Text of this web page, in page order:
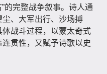
”的完整战争叙事。诗人通
、大军出行、沙场搏
战斗过程，以蒙太奇式
贯性，又赋予诗歌以史